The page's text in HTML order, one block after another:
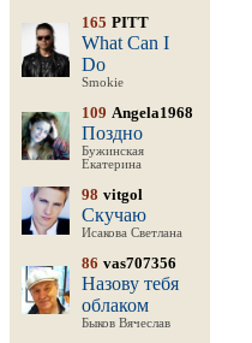
165 PITT
What Can I
Do
Smokie
109 Angela1968
Поздно
Бужинская
Екатерина
98 vitgol
Скучаю
Исакова Светлана
86 vas707356
Назову тебя
облаком
Быков Вячеслав